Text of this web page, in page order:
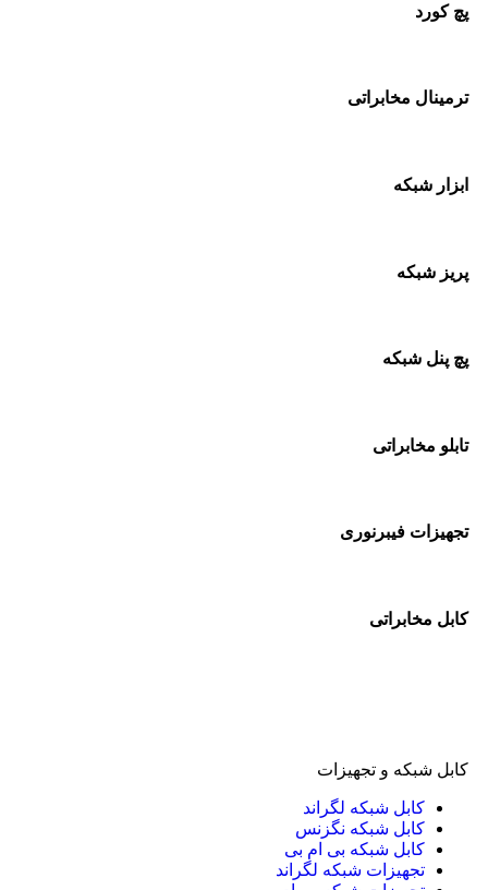
پچ کورد
ترمینال مخابراتی
ابزار شبکه
پریز شبکه
پچ پنل شبکه
تابلو مخابراتی
تجهیزات فیبرنوری
کابل مخابراتی
کابل شبکه و تجهیزات
کابل شبکه لگراند
کابل شبکه نگزنس
کابل شبکه بی ام بی
تجهیزات شبکه لگراند